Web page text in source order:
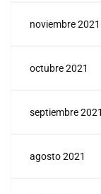
noviembre 2021
octubre 2021
septiembre 2021
agosto 2021